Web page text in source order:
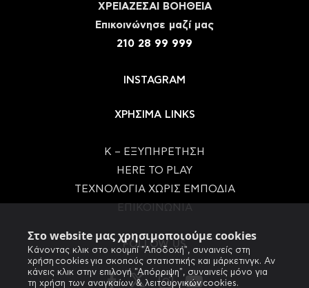
Στο website μας χρησιμοποιούμε cookies
Κάνοντας κλικ στο κουμπί "Αποδοχή", συναινείς στη
χρήση cookies για σκοπούς στατιστικής και μάρκετινγκ. Αν
κάνεις κλικ στην επιλογή "Απόρριψη", συναινείς μόνο για
τη χρήση των αναγκαίων & λειτουργικών cookies.
ΧΡΕΙΑΖΕΣΑΙ ΒΟΗΘΕΙΑ
Eπικοινώνησε μαζί μας
210 28 99 999
INSTAGRAM
ΧΡΗΣΙΜΑ LINKS
Κ – ΕΞΥΠΗΡΕΤΗΣΗ
HERE TO PLAY
ΤΕΧΝΟΛΟΓΙΑ ΧΩΡΙΣ ΕΜΠΟΔΙΑ
FOLLOW US